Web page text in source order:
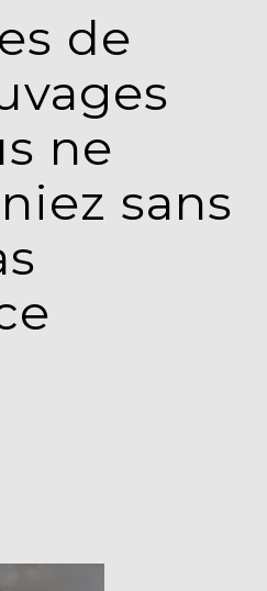
de
ne
sans